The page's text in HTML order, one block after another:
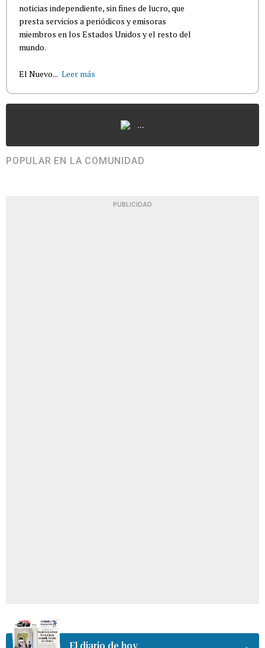
noticias independiente, sin fines de lucro, que
presta servicios a periódicos y emisoras
miembros en los Estados Unidos y el resto del
mundo.
El Nuevo... Leer más
...
POPULAR EN LA COMUNIDAD
PUBLICIDAD
El diario de hoy